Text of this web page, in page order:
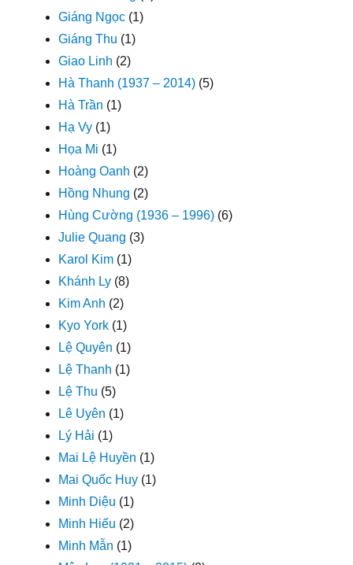
Giáng Ngọc (1)
Giáng Thu (1)
Giao Linh (2)
Hà Thanh (1937 – 2014) (5)
Hà Trần (1)
Hạ Vy (1)
Họa Mi (1)
Hoàng Oanh (2)
Hồng Nhung (2)
Hùng Cường (1936 – 1996) (6)
Julie Quang (3)
Karol Kim (1)
Khánh Ly (8)
Kim Anh (2)
Kyo York (1)
Lệ Quyên (1)
Lệ Thanh (1)
Lệ Thu (5)
Lê Uyên (1)
Lý Hải (1)
Mai Lệ Huyền (1)
Mai Quốc Huy (1)
Minh Diệu (1)
Minh Hiếu (2)
Minh Mẫn (1)